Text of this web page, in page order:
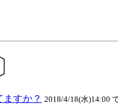
すか？ 2018/4/18(水)14:00